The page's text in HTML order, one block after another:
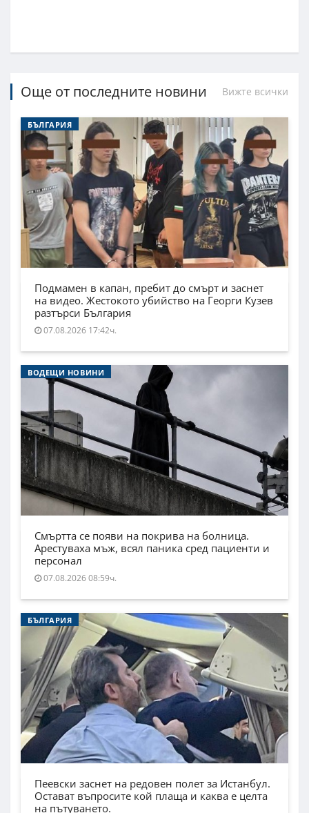
Още от последните новини Вижте всички
БЪЛГАРИЯ
Подмамен в капан, пребит до смърт и заснет
на видео. Жестокото убийство на Георги Кузев
разтърси България
07.08.2026 17:42ч.
ВОДЕЩИ НОВИНИ
Смъртта се появи на покрива на болница.
Арестуваха мъж, всял паника сред пациенти и
персонал
07.08.2026 08:59ч.
БЪЛГАРИЯ
Пеевски заснет на редовен полет за Истанбул.
Остават въпросите кой плаща и каква е целта
на пътуването.